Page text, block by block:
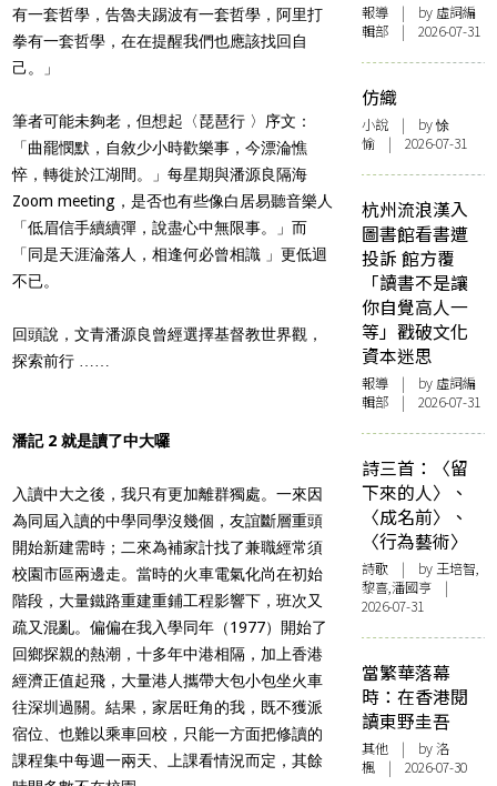
有一套哲學，告魯夫踢波有一套哲學，阿里打
拳有一套哲學，在在提醒我們也應該找回自
己。」
筆者可能未夠老，但想起〈琵琶行 〉序文：
「曲罷憫默，自敘少小時歡樂事，今漂淪憔
悴，轉徙於江湖間。」每星期與潘源良隔海
Zoom meeting，是否也有些像白居易聽音樂人
「低眉信手續續彈，說盡心中無限事。」而
「同是天涯淪落人，相逢何必曾相識 」更低迴
不已。
回頭說，文青潘源良曾經選擇基督教世界觀，
探索前行 ……
潘記 2 就是讀了中大囉
入讀中大之後，我只有更加離群獨處。一來因
為同屆入讀的中學同學沒幾個，友誼斷層重頭
開始新建需時；二來為補家計找了兼職經常須
校園市區兩邊走。當時的火車電氣化尚在初始
階段，大量鐵路重建重鋪工程影響下，班次又
疏又混亂。偏偏在我入學同年（1977）開始了
回鄉探親的熱潮，十多年中港相隔，加上香港
經濟正值起飛，大量港人攜帶大包小包坐火車
往深圳過關。結果，家居旺角的我，既不獲派
宿位、也難以乘車回校，只能一方面把修讀的
課程集中每週一兩天、上課看情況而定，其餘
報導 | by 虛詞編
輯部 | 2026-07-31
仿織
小說 | by 悇
愉 | 2026-07-31
杭州流浪漢入
圖書館看書遭
投訴 館方覆
「讀書不是讓
你自覺高人一
等」戳破文化
資本迷思
報導 | by 虛詞編
輯部 | 2026-07-31
詩三首：〈留
下來的人〉、
〈成名前〉、
〈行為藝術〉
詩歌 | by 王培智,
黎喜,潘國亨 |
2026-07-31
當繁華落幕
時：在香港閱
讀東野圭吾
其他 | by洛
楓 | 2026-07-30